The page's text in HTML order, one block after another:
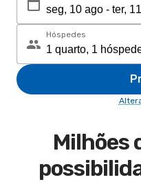
Hóspedes
Milhões